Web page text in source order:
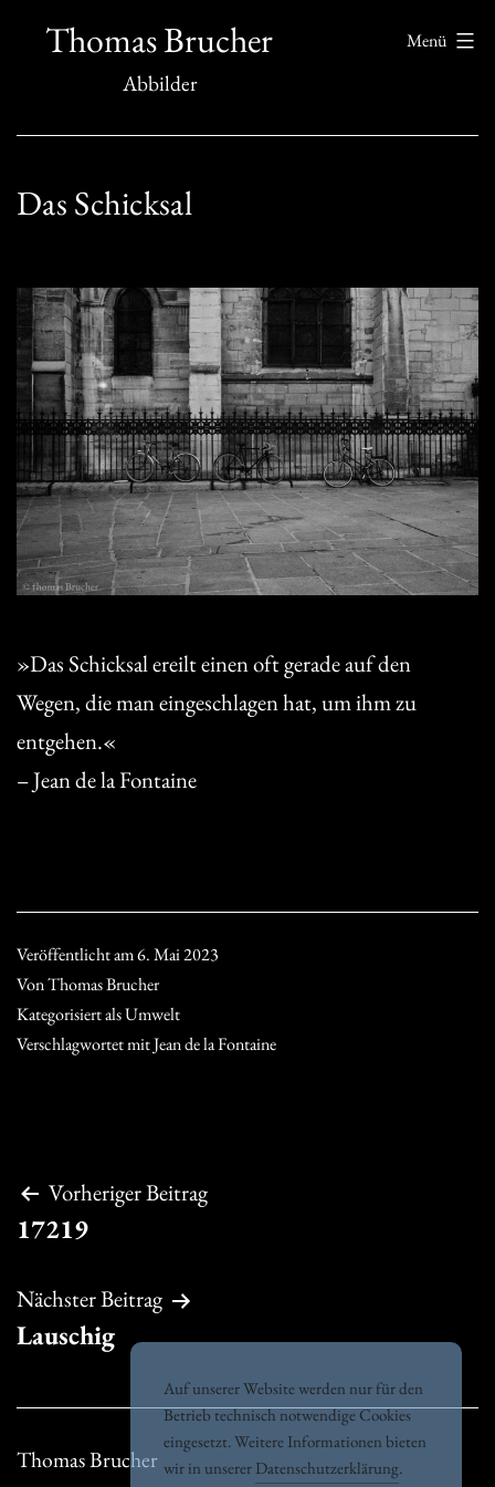
InhaltThomas Brucher
Abbilder
Menü
Das Schicksal
»Das Schicksal ereilt einen oft gerade auf den
Wegen, die man eingeschlagen hat, um ihm zu
entgehen.«
– Jean de la Fontaine
Veröffentlicht am6. Mai 2023
VonThomas Brucher
Kategorisiert alsUmwelt
Verschlagwortet mitJean de la Fontaine
Beitragsnavigation
Vorheriger Beitrag
17219
Nächster Beitrag
Lauschig
Thomas Brucher
Auf unserer Website werden nur für den
Betrieb technisch notwendige Cookies
eingesetzt. Weitere Informationen bieten
wir in unserer Datenschutzerklärung.